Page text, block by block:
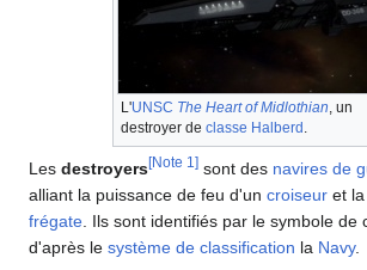
L'UNSC The Heart of Midlothian, un
destroyer de classe Halberd .
Les destroyers[Note 1 ] sont des navires de
alliant la puissance de feu d'un croiseur et
frégate . Ils sont identifiés par le symbole de
d'après le système de classification la Navy.